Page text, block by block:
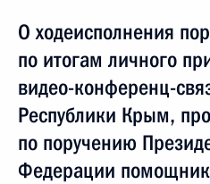
О ходеисполнения
по итогам личного
видео-конференц-
Республики Крым,
по поручению
Федерации